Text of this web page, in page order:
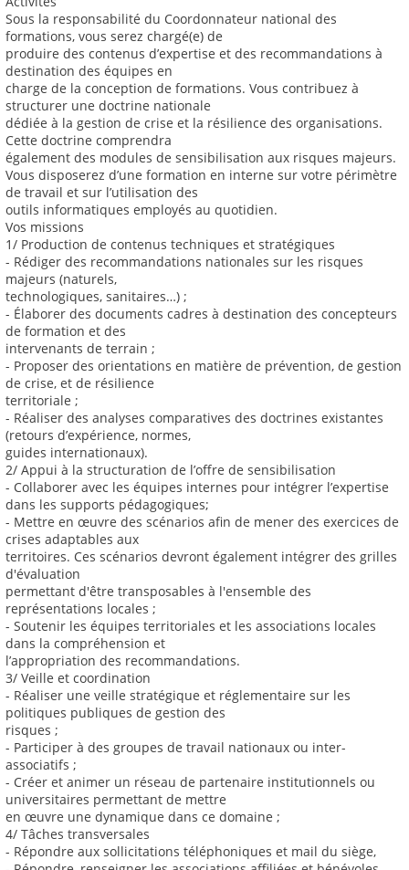
Sous la responsabilité du Coordonnateur national des
formations, vous serez chargé(e) de
produire des contenus d’expertise et des recommandations à
destination des équipes en
charge de la conception de formations. Vous contribuez à
structurer une doctrine nationale
dédiée à la gestion de crise et la résilience des organisations.
Cette doctrine comprendra
également des modules de sensibilisation aux risques majeurs.
Vous disposerez d’une formation en interne sur votre périmètre
de travail et sur l’utilisation des
outils informatiques employés au quotidien.
Vos missions
1/ Production de contenus techniques et stratégiques
- Rédiger des recommandations nationales sur les risques
majeurs (naturels,
technologiques, sanitaires…) ;
- Élaborer des documents cadres à destination des concepteurs
de formation et des
intervenants de terrain ;
- Proposer des orientations en matière de prévention, de gestion
de crise, et de résilience
territoriale ;
- Réaliser des analyses comparatives des doctrines existantes
(retours d’expérience, normes,
guides internationaux).
2/ Appui à la structuration de l’offre de sensibilisation
- Collaborer avec les équipes internes pour intégrer l’expertise
dans les supports pédagogiques;
- Mettre en œuvre des scénarios afin de mener des exercices de
crises adaptables aux
territoires. Ces scénarios devront également intégrer des grilles
d'évaluation
permettant d'être transposables à l'ensemble des
représentations locales ;
- Soutenir les équipes territoriales et les associations locales
dans la compréhension et
l’appropriation des recommandations.
3/ Veille et coordination
- Réaliser une veille stratégique et réglementaire sur les
politiques publiques de gestion des
risques ;
- Participer à des groupes de travail nationaux ou inter-
associatifs ;
- Créer et animer un réseau de partenaire institutionnels ou
universitaires permettant de mettre
en œuvre une dynamique dans ce domaine ;
4/ Tâches transversales
- Répondre aux sollicitations téléphoniques et mail du siège,